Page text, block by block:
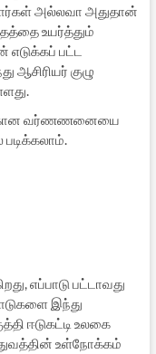
அல்லவா அதுதான்
உயர்த்தும்
பட்ட
ஆசிரியர் குழு
வர்ணணனையை
எப்பாடு பட்டாவது
இந்து
ஈடுகட்டி உலகை
உள்நோக்கம்